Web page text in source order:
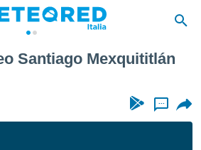
Santiago Mexquititlán
...